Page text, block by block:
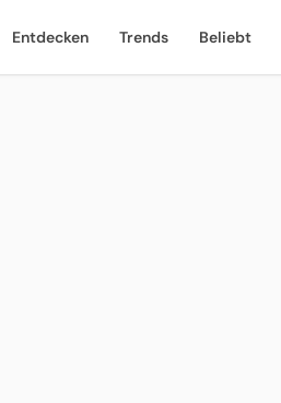
Entdecken Trends Beliebt